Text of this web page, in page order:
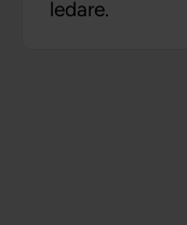
ledare.